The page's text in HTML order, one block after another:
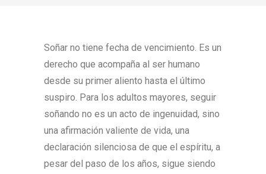
Soñar no tiene fecha de vencimiento. Es un
derecho que acompaña al ser humano
desde su primer aliento hasta el último
suspiro. Para los adultos mayores, seguir
soñando no es un acto de ingenuidad, sino
una afirmación valiente de vida, una
declaración silenciosa de que el espíritu, a
pesar del paso de los años, sigue siendo